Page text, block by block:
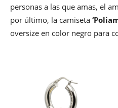
personas a las que amas, el
por último, la camiseta
oversize en color negro para